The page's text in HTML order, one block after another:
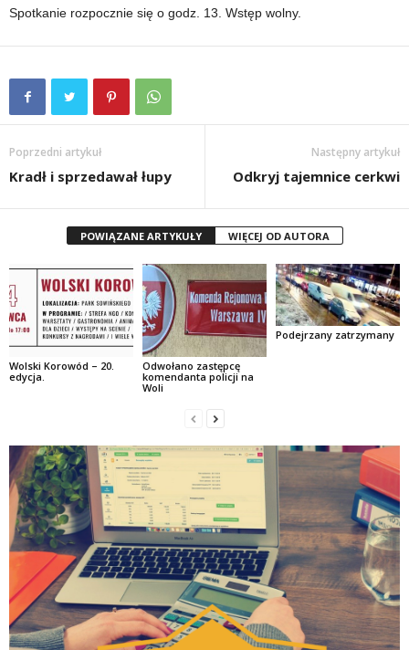
Spotkanie rozpocznie się o godz. 13. Wstęp wolny.
Poprzedni artykuł
Kradł i sprzedawał łupy
Następny artykuł
Odkryj tajemnice cerkwi
POWIĄZANE ARTYKUŁY WIĘCEJ OD AUTORA
Wolski Korowód – 20.
edycja.
Odwołano zastępcę
komendanta policji na
Woli
Podejrzany zatrzymany